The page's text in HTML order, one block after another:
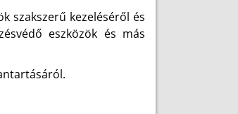
szakszerű kezeléséről és
eszközök és más